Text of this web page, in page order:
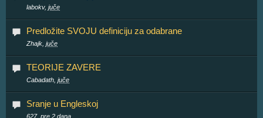
labokv, juče
Predložite SVOJU definiciju za odabrane
Zhajk, juče
TEORIJE ZAVERE
Cabadath, juče
Sranje u Engleskoj
627, pre 2 dana